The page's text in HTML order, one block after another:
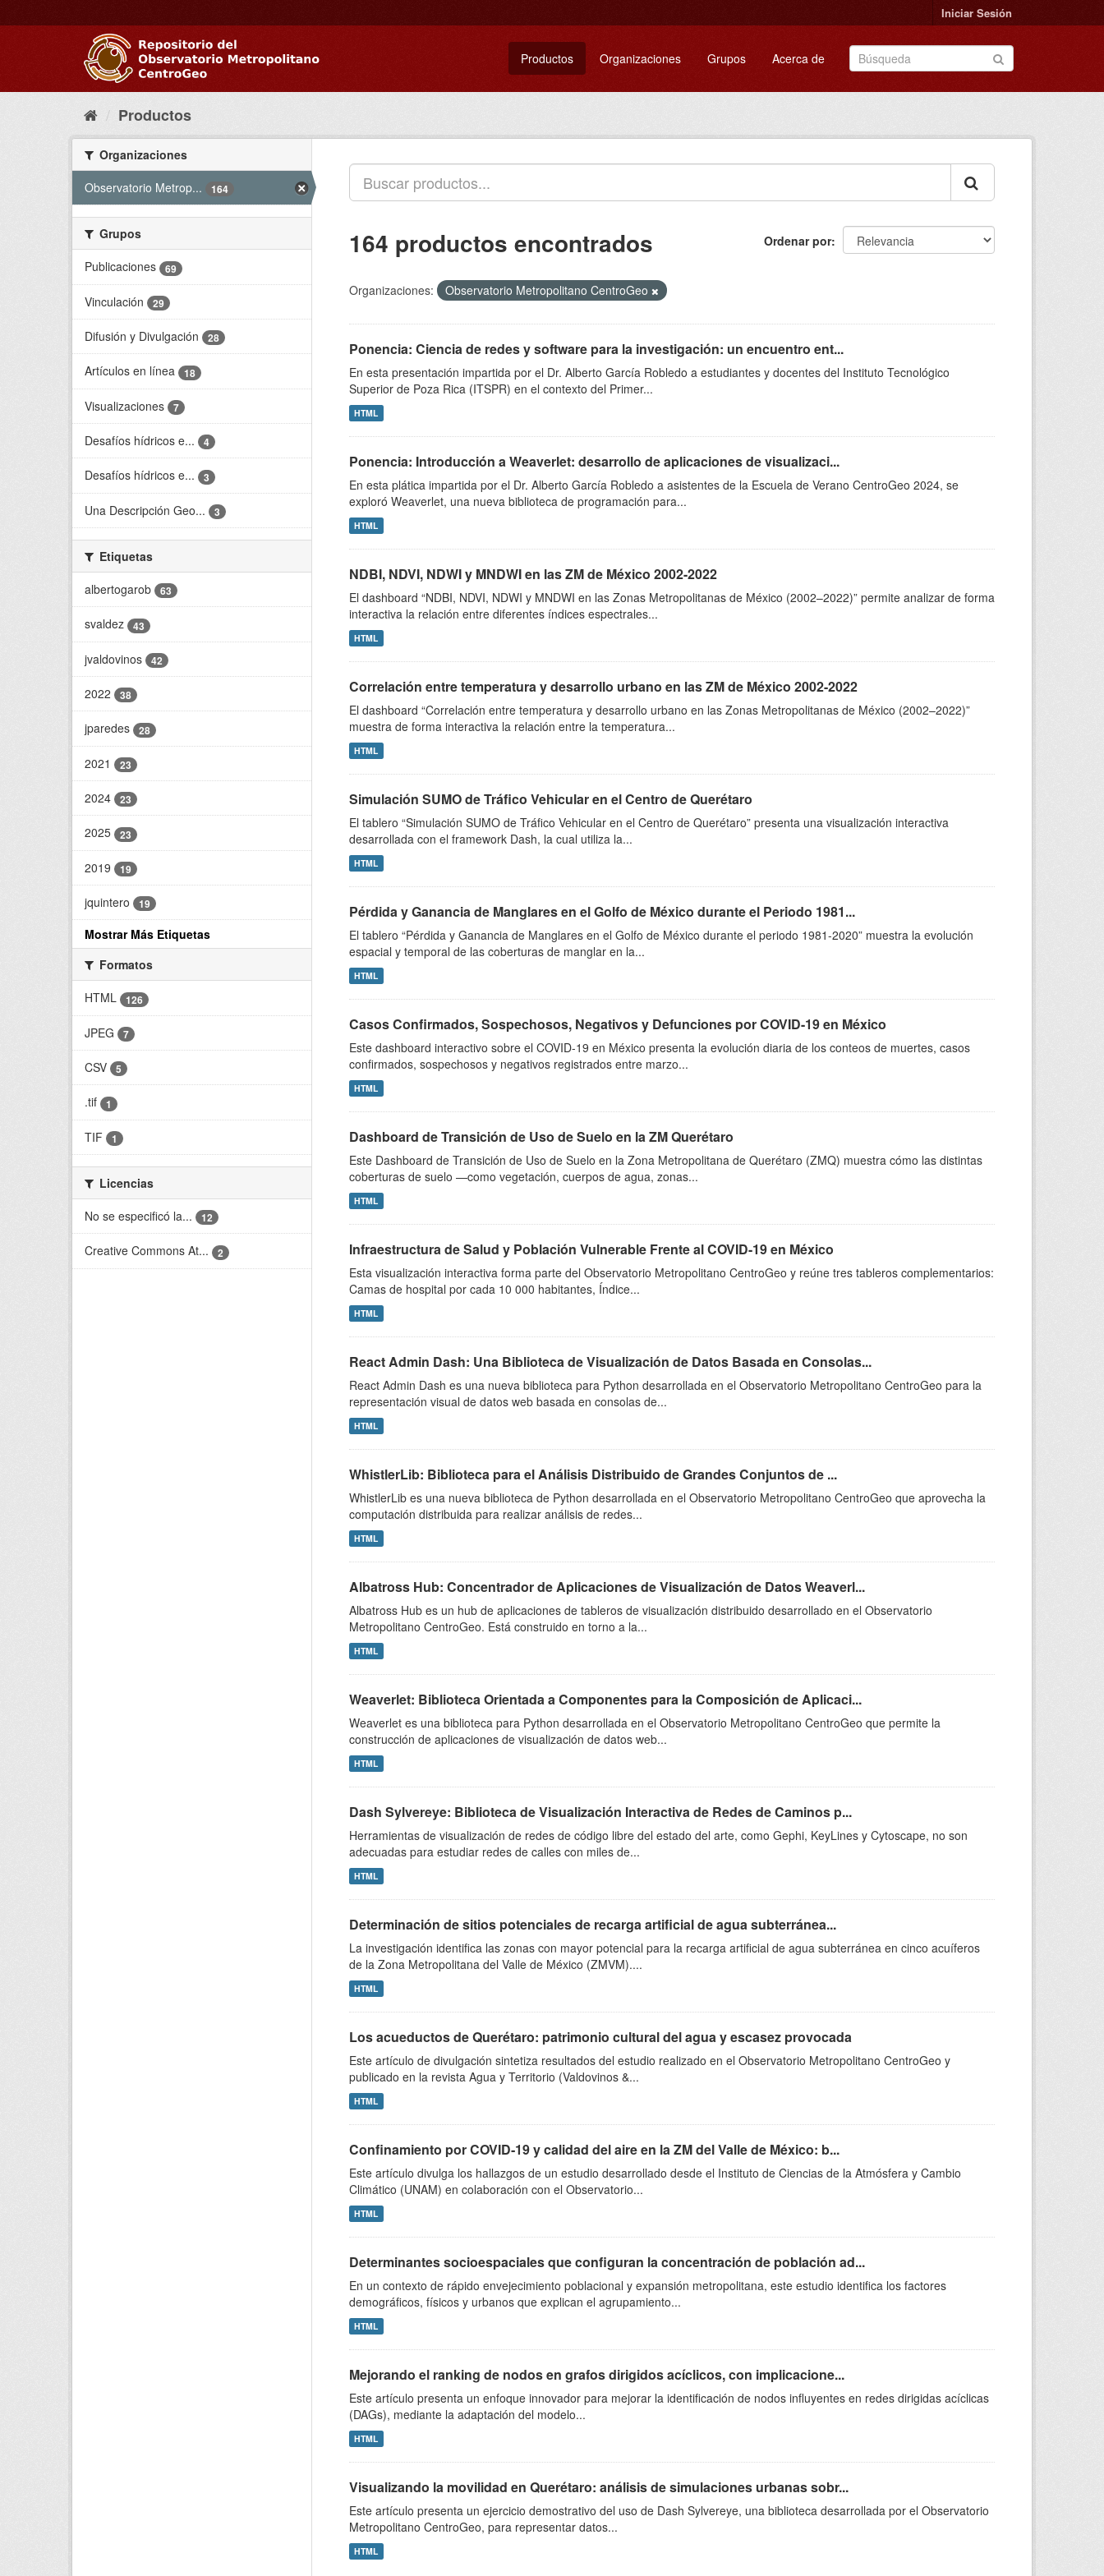
al
Iniciar Sesión
Productos Organizaciones Grupos Acerca de
Productos
Organizaciones
Observatorio Metrop...
164
Grupos
Publicaciones
69
Vinculación 29
Difusión y Divulgación 28
Artículos en línea 18
Visualizaciones 7
Desafíos hídricos e... 4
Desafíos hídricos e... 3
Una Descripción Geo... 3
Etiquetas
albertogarob
63
svaldez 43
jvaldovinos 42
2022 38
jparedes 28
2021 23
2024 23
2025 23
2019 19
jquintero 19
Mostrar Más Etiquetas
Formatos
HTML
126
JPEG 7
CSV 5
.tif 1
TIF 1
Licencias
No se especificó la...
12
Creative Commons At... 2
Ordenar por
164 productos encontrados
Organizaciones: Observatorio Metropolitano CentroGeo
Ponencia: Ciencia de redes y software para la investigación: un encuentro ent...
En esta presentación impartida por el Dr. Alberto García Robledo a estudiantes y docentes del Instituto Tecnológico
Superior de Poza Rica (ITSPR) en el contexto del Primer...
HTML
Ponencia: Introducción a Weaverlet: desarrollo de aplicaciones de visualizaci...
En esta plática impartida por el Dr. Alberto García Robledo a asistentes de la Escuela de Verano CentroGeo 2024, se
exploró Weaverlet, una nueva biblioteca de programación para...
HTML
NDBI, NDVI, NDWI y MNDWI en las ZM de México 2002-2022
El dashboard “NDBI, NDVI, NDWI y MNDWI en las Zonas Metropolitanas de México (2002–2022)” permite analizar de forma
interactiva la relación entre diferentes índices espectrales...
HTML
Correlación entre temperatura y desarrollo urbano en las ZM de México 2002-2022
El dashboard “Correlación entre temperatura y desarrollo urbano en las Zonas Metropolitanas de México (2002–2022)”
muestra de forma interactiva la relación entre la temperatura...
HTML
Simulación SUMO de Tráfico Vehicular en el Centro de Querétaro
El tablero “Simulación SUMO de Tráfico Vehicular en el Centro de Querétaro” presenta una visualización interactiva
desarrollada con el framework Dash, la cual utiliza la...
HTML
Pérdida y Ganancia de Manglares en el Golfo de México durante el Periodo 1981...
El tablero “Pérdida y Ganancia de Manglares en el Golfo de México durante el periodo 1981-2020” muestra la evolución
espacial y temporal de las coberturas de manglar en la...
HTML
Casos Confirmados, Sospechosos, Negativos y Defunciones por COVID-19 en México
Este dashboard interactivo sobre el COVID-19 en México presenta la evolución diaria de los conteos de muertes, casos
confirmados, sospechosos y negativos registrados entre marzo...
HTML
Dashboard de Transición de Uso de Suelo en la ZM Querétaro
Este Dashboard de Transición de Uso de Suelo en la Zona Metropolitana de Querétaro (ZMQ) muestra cómo las distintas
coberturas de suelo —como vegetación, cuerpos de agua, zonas...
HTML
Infraestructura de Salud y Población Vulnerable Frente al COVID-19 en México
Esta visualización interactiva forma parte del Observatorio Metropolitano CentroGeo y reúne tres tableros complementarios:
Camas de hospital por cada 10 000 habitantes, Índice...
HTML
React Admin Dash: Una Biblioteca de Visualización de Datos Basada en Consolas...
React Admin Dash es una nueva biblioteca para Python desarrollada en el Observatorio Metropolitano CentroGeo para la
representación visual de datos web basada en consolas de...
HTML
WhistlerLib: Biblioteca para el Análisis Distribuido de Grandes Conjuntos de ...
WhistlerLib es una nueva biblioteca de Python desarrollada en el Observatorio Metropolitano CentroGeo que aprovecha la
computación distribuida para realizar análisis de redes...
HTML
Albatross Hub: Concentrador de Aplicaciones de Visualización de Datos Weaverl...
Albatross Hub es un hub de aplicaciones de tableros de visualización distribuido desarrollado en el Observatorio
Metropolitano CentroGeo. Está construido en torno a la...
HTML
Weaverlet: Biblioteca Orientada a Componentes para la Composición de Aplicaci...
Weaverlet es una biblioteca para Python desarrollada en el Observatorio Metropolitano CentroGeo que permite la
construcción de aplicaciones de visualización de datos web...
HTML
Dash Sylvereye: Biblioteca de Visualización Interactiva de Redes de Caminos p...
Herramientas de visualización de redes de código libre del estado del arte, como Gephi, KeyLines y Cytoscape, no son
adecuadas para estudiar redes de calles con miles de...
HTML
Determinación de sitios potenciales de recarga artificial de agua subterránea...
La investigación identifica las zonas con mayor potencial para la recarga artificial de agua subterránea en cinco acuíferos
de la Zona Metropolitana del Valle de México (ZMVM)....
HTML
Los acueductos de Querétaro: patrimonio cultural del agua y escasez provocada
Este artículo de divulgación sintetiza resultados del estudio realizado en el Observatorio Metropolitano CentroGeo y
publicado en la revista Agua y Territorio (Valdovinos &...
HTML
Confinamiento por COVID‑19 y calidad del aire en la ZM del Valle de México: b...
Este artículo divulga los hallazgos de un estudio desarrollado desde el Instituto de Ciencias de la Atmósfera y Cambio
Climático (UNAM) en colaboración con el Observatorio...
HTML
Determinantes socioespaciales que configuran la concentración de población ad...
En un contexto de rápido envejecimiento poblacional y expansión metropolitana, este estudio identifica los factores
demográficos, físicos y urbanos que explican el agrupamiento...
HTML
Mejorando el ranking de nodos en grafos dirigidos acíclicos, con implicacione...
Este artículo presenta un enfoque innovador para mejorar la identificación de nodos influyentes en redes dirigidas acíclicas
(DAGs), mediante la adaptación del modelo...
HTML
Visualizando la movilidad en Querétaro: análisis de simulaciones urbanas sobr...
Este artículo presenta un ejercicio demostrativo del uso de Dash Sylvereye, una biblioteca desarrollada por el Observatorio
Metropolitano CentroGeo, para representar datos...
HTML